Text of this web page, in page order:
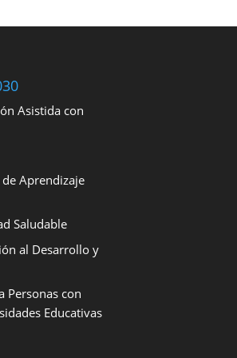
Asistida con
Aprendizaje
Saludable
al Desarrollo y
Personas con
Educativas